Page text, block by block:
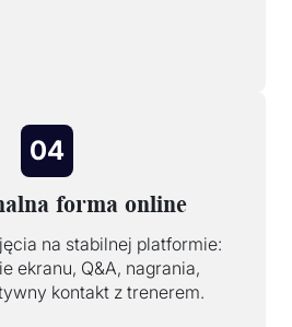
04
forma online
na stabilnej platformie:
ekranu, Q&A, nagrania,
kontakt z trenerem.